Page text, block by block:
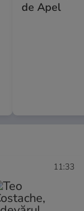
de Apel
11:33